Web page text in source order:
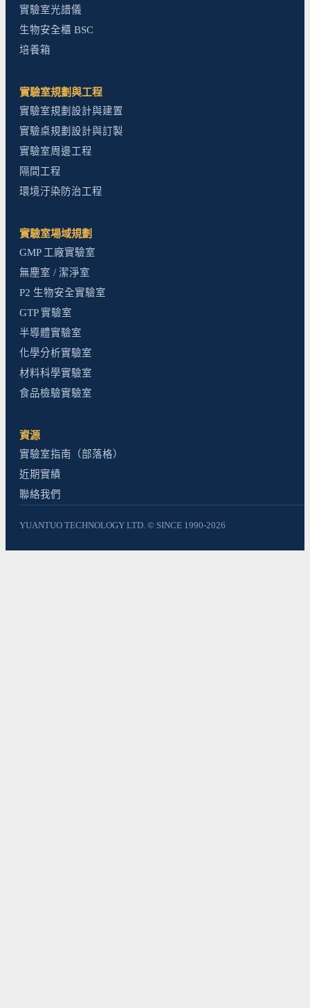
實驗室光譜儀
生物安全櫃 BSC
培養箱
實驗室規劃與工程
實驗室規劃設計與建置
實驗桌規劃設計與訂製
實驗室周邊工程
隔間工程
環境汙染防治工程
實驗室場域規劃
GMP 工廠實驗室
無塵室 / 潔淨室
P2 生物安全實驗室
GTP 實驗室
半導體實驗室
化學分析實驗室
材料科學實驗室
食品檢驗實驗室
資源
實驗室指南（部落格）
近期實績
聯絡我們
YUANTUO TECHNOLOGY LTD. © SINCE 1990-2026